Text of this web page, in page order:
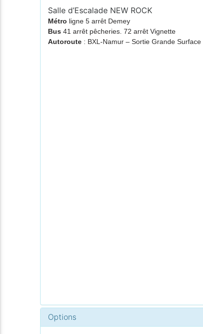
Salle d’Escalade NEW ROCK
Métro ligne 5 arrêt Demey
Bus 41 arrêt pêcheries. 72 arrêt Vignette
Autoroute : BXL-Namur – Sortie Grande
Options